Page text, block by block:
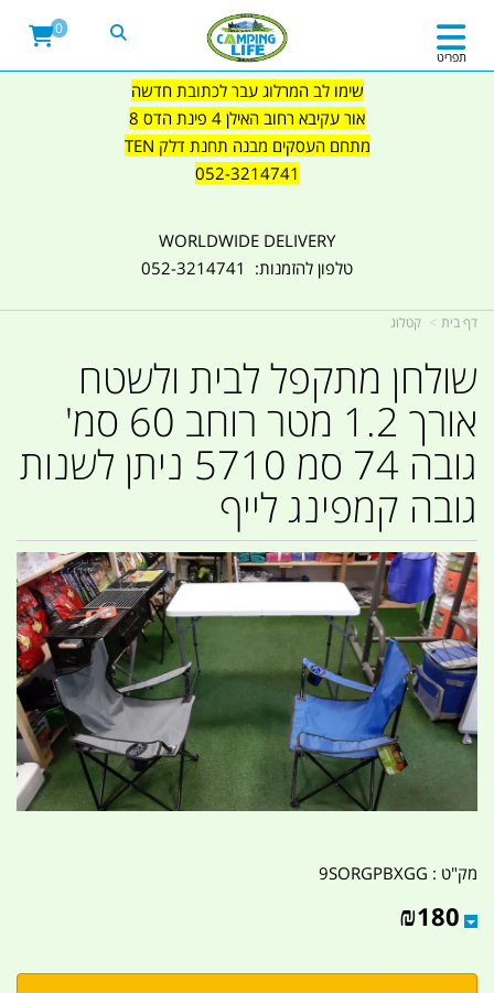
שימו לב המרלוג עבר לכתובת חדשה
אור עקיבא רחוב האילן 4 פינת הדס 8
מתחם העסקים מבנה תחנת דלק TEN
052-3214741
WORLDWIDE DELIVERY
טלפון להזמנות: 052-3214741
תפריט
0
דף בית קטלוג
שולחן מתקפל לבית ולשטח
אורך 1.2 מטר רוחב 60 סמ'
גובה 74 סמ 5710 ניתן לשנות
גובה קמפינג לייף
מק"ט : 9SORGPBXGG
₪180